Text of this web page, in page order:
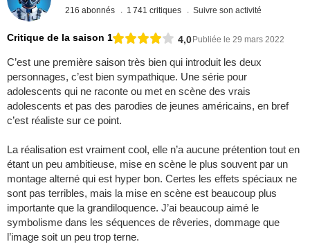
216 abonnés 1 741 critiques Suivre son activité
Critique de la saison 1 4,0Publiée le 29 mars 2022
C’est une première saison très bien qui introduit les deux
personnages, c’est bien sympathique. Une série pour
adolescents qui ne raconte ou met en scène des vrais
adolescents et pas des parodies de jeunes américains, en bref
c’est réaliste sur ce point.
La réalisation est vraiment cool, elle n’a aucune prétention tout en
étant un peu ambitieuse, mise en scène le plus souvent par un
montage alterné qui est hyper bon. Certes les effets spéciaux ne
sont pas terribles, mais la mise en scène est beaucoup plus
importante que la grandiloquence. J’ai beaucoup aimé le
symbolisme dans les séquences de rêveries, dommage que
l’image soit un peu trop terne.